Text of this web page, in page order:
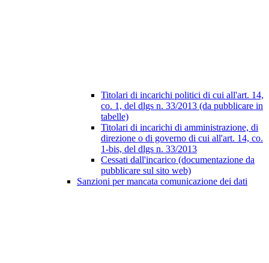
Titolari di incarichi politici di cui all'art. 14,
co. 1, del dlgs n. 33/2013 (da pubblicare in
tabelle)
Titolari di incarichi di amministrazione, di
direzione o di governo di cui all'art. 14, co.
1-bis, del dlgs n. 33/2013
Cessati dall'incarico (documentazione da
pubblicare sul sito web)
Sanzioni per mancata comunicazione dei dati